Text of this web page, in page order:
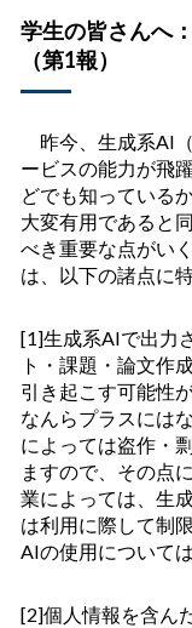
学生の皆さんへ
（第1報）
昨今、生成系AI （
ービスの能力が飛
どでも知っている
大変有用であると同
べき重要な点がい
は
以下の諸点に
[1]生成系AIで出力
ト・課題・論文作
引き起こす可能性
なんらプラスには
によっては盗作・
ますので、 その点
業によっては
生
は利用に際して制限
AIの使用について
[2]個人情報を含ん